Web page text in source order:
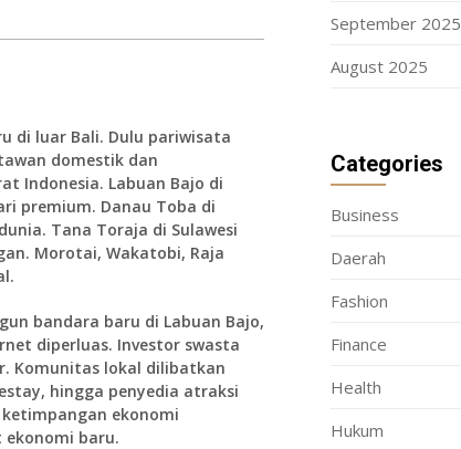
di luar Bali. Dulu pariwisata
domestik dan
Indonesia. Labuan Bajo di
premium. Danau Toba di
Tana Toraja di Sulawesi
Morotai, Wakatobi, Raja
bandara baru di Labuan Bajo,
diperluas. Investor swasta
Komunitas lokal dilibatkan
hingga penyedia atraksi
ekonomi
ekonomi baru.
September 2025
August 2025
Categories
Business
Daerah
Fashion
Finance
Health
Hukum